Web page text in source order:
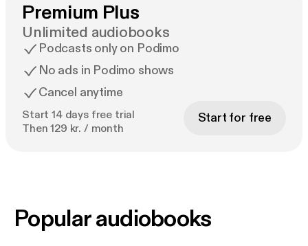
Premium Plus
Unlimited audiobooks
Podcasts only on Podimo
No ads in Podimo shows
Cancel anytime
Start 14 days free trial
Then 129 kr. / month
Start for free
Popular audiobooks